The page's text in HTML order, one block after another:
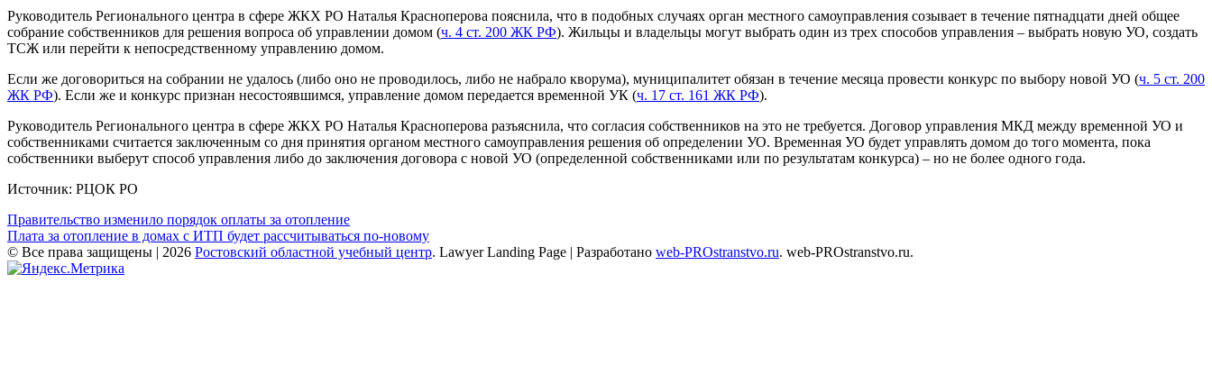
Руководитель Регионального центра в сфере ЖКХ РО Наталья Красноперова пояснила, что в подобных случаях орган местного самоуправления созывает в течение пятнадцати дней общее
собрание собственников для решения вопроса об управлении домом (ч. 4 ст. 200 ЖК РФ). Жильцы и владельцы могут выбрать один из трех способов управления – выбрать новую УО, создать
ТСЖ или перейти к непосредственному управлению домом.
Если же договориться на собрании не удалось (либо оно не проводилось, либо не набрало кворума), муниципалитет обязан в течение месяца провести конкурс по выбору новой УО (ч. 5 ст. 200
ЖК РФ). Если же и конкурс признан несостоявшимся, управление домом передается временной УК (ч. 17 ст. 161 ЖК РФ).
Руководитель Регионального центра в сфере ЖКХ РО Наталья Красноперова разъяснила, что согласия собственников на это не требуется. Договор управления МКД между временной УО и
собственниками считается заключенным со дня принятия органом местного самоуправления решения об определении УО. Временная УО будет управлять домом до того момента, пока
собственники выберут способ управления либо до заключения договора с новой УО (определенной собственниками или по результатам конкурса) – но не более одного года.
Источник: РЦОК РО
Навигация
по
записям
Правительство изменило порядок оплаты за отопление
Плата за отопление в домах с ИТП будет рассчитываться по-новому
© Все права защищены | 2026 Ростовский областной учебный центр. Lawyer Landing Page | Разработано web-PROstranstvo.ru. web-PROstranstvo.ru.